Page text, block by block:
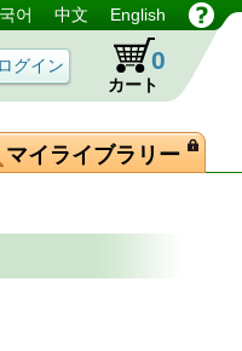
어 中文 English
カート
0
マイライブラリー